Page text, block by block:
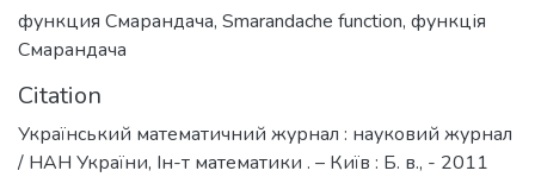
функция Смарандача, Smarandache function, функція
Смарандача
Citation
Український математичний журнал : науковий журнал
/ НАН України, Ін-т математики . – Київ : Б. в., - 2011